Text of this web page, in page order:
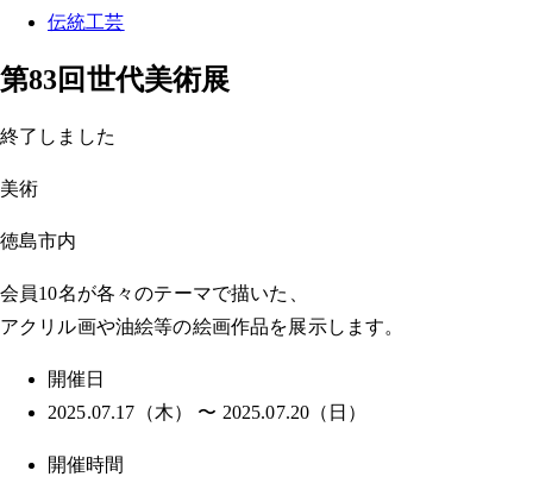
伝統工芸
第83回世代美術展
終了しました
美術
徳島市内
会員10名が各々のテーマで描いた、
アクリル画や油絵等の絵画作品を展示します。
開催日
2025.07.17（木） 〜 2025.07.20（日）
開催時間